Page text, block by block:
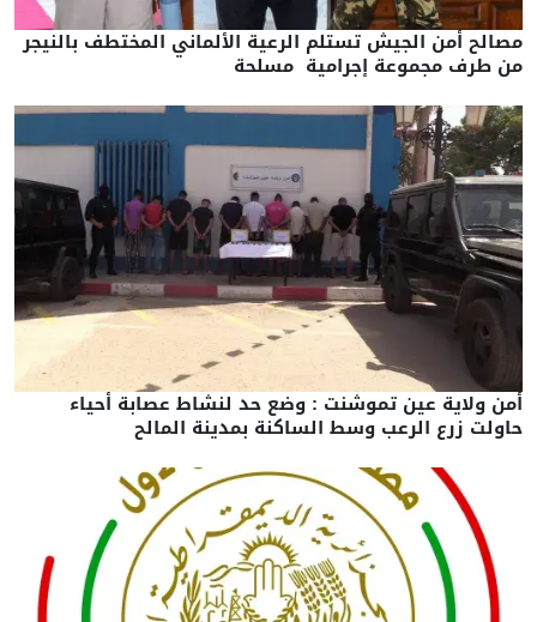
مصالح أمن الجيش تستلم الرعية الألماني المختطف بالنيجر
من طرف مجموعة إجرامية مسلحة
أمن ولاية عين تموشنت : وضع حد لنشاط عصابة أحياء
حاولت زرع الرعب وسط الساكنة بمدينة المالح